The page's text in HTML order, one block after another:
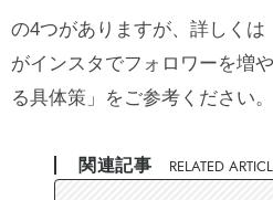
の4つがありますが、詳しくは
がインスタでフォロワーを増
る具体策 」をご参考ください。
関連記事 RELATED